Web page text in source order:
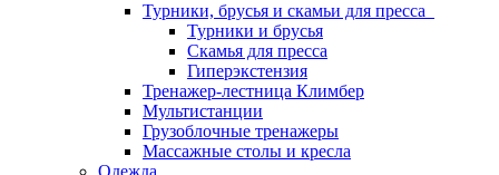
Турники, брусья и скамьи для пресса
Турники и брусья
Скамья для пресса
Гиперэкстензия
Тренажер-лестница Климбер
Мультистанции
Грузоблочные тренажеры
Массажные столы и кресла
Одежда